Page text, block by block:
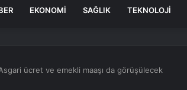
EKONOMI SAĞLIK TEKNOLOJI
ücret ve emekli maaşı da görüşülecek